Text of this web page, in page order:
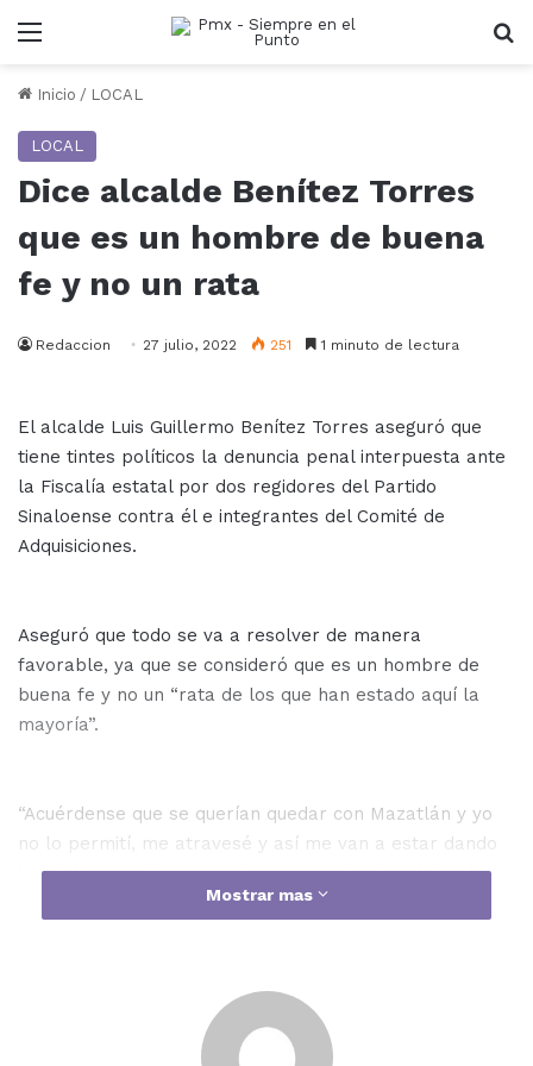
Menu
Inicio / LOCAL
LOCAL
Dice alcalde Benítez Torres
que es un hombre de buena
fe y no un rata
Redaccion 27 julio, 2022 251 1 minuto de lectura
El alcalde Luis Guillermo Benítez Torres aseguró que
tiene tintes políticos la denuncia penal interpuesta ante
la Fiscalía estatal por dos regidores del Partido
Sinaloense contra él e integrantes del Comité de
Adquisiciones.
Aseguró que todo se va a resolver de manera
favorable, ya que se consideró que es un hombre de
buena fe y no un “rata de los que han estado aquí la
mayoría”.
“Acuérdense que se querían quedar con Mazatlán y yo
no lo permití, me atravesé y así me van a estar dando
todo el tiempo… vamos a esperar, no me enoja, yo lo
entiendo, no se mandan solos, tienen un líder que les
Mostrar mas